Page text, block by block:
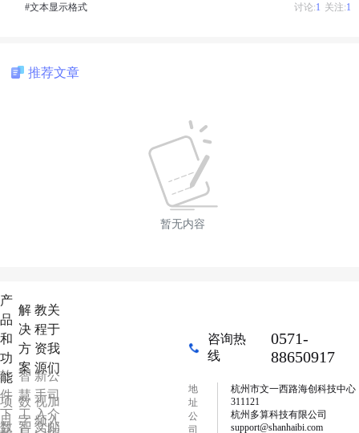
#文本显示格式 讨论:1 关注:1
推荐文章
暂无内容
产
品
和
功
能
软
件
下
项
目
数
解
决
方
案
智
慧
工
数
字
智
教
程
资
源
新
手
入
视
频
文
关
于
我
们
公
司
介
加
入
邮
咨询热
线
0571-
88650917
地
址
公
司
杭州市文一西路海创科技中心
311121
杭州多算科技有限公司
support@shanhaibi.com